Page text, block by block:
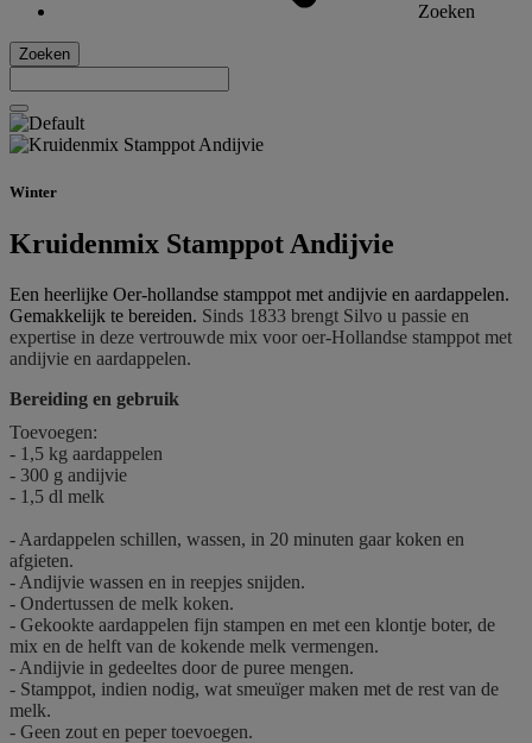
Zoeken
Zoeken
Winter
Kruidenmix Stamppot Andijvie
Een heerlijke Oer-hollandse stamppot met andijvie en aardappelen.
Gemakkelijk te bereiden. Sinds 1833 brengt Silvo u passie en
expertise in deze vertrouwde mix voor oer-Hollandse stamppot met
andijvie en aardappelen.
Bereiding en gebruik
Toevoegen:
- 1,5 kg aardappelen
- 300 g andijvie
- 1,5 dl melk
- Aardappelen schillen, wassen, in 20 minuten gaar koken en
afgieten.
- Andijvie wassen en in reepjes snijden.
- Ondertussen de melk koken.
- Gekookte aardappelen fijn stampen en met een klontje boter, de
mix en de helft van de kokende melk vermengen.
- Andijvie in gedeeltes door de puree mengen.
- Stamppot, indien nodig, wat smeuïger maken met de rest van de
melk.
- Geen zout en peper toevoegen.